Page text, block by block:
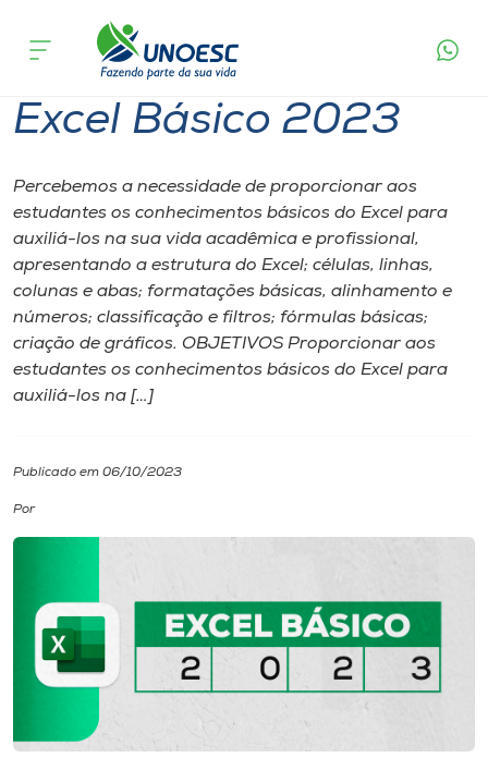
Cursos
Onde estamos
Pesquisa
Atendimento ao Estudante
Portal de Ensino
A
Internacionalização
I.nova
Diplomados
Cultura
Excel Básico 2023
Percebemos a necessidade de proporcionar aos
estudantes os conhecimentos básicos do Excel para
auxiliá-los na sua vida acadêmica e profissional,
apresentando a estrutura do Excel; células, linhas,
colunas e abas; formatações básicas, alinhamento e
números; classificação e filtros; fórmulas básicas;
criação de gráficos. OBJETIVOS Proporcionar aos
estudantes os conhecimentos básicos do Excel para
auxiliá-los na […]
Publicado em 06/10/2023
Por